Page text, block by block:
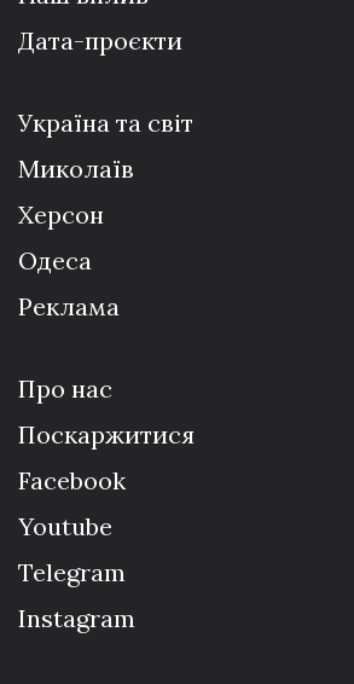
Дата-проєкти
Україна та світ
Миколаїв
Херсон
Одеса
Реклама
Про нас
Поскаржитися
Facebook
Youtube
Telegram
Instagram